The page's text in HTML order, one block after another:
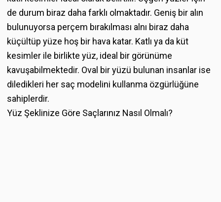
de durum biraz daha farklı olmaktadır. Geniş bir alın
bulunuyorsa perçem bırakılması alnı biraz daha
küçültüp yüze hoş bir hava katar. Katlı ya da küt
kesimler ile birlikte yüz, ideal bir görünüme
kavuşabilmektedir. Oval bir yüzü bulunan insanlar ise
diledikleri her saç modelini kullanma özgürlüğüne
sahiplerdir.
Yüz Şeklinize Göre Saçlarınız Nasıl Olmalı?